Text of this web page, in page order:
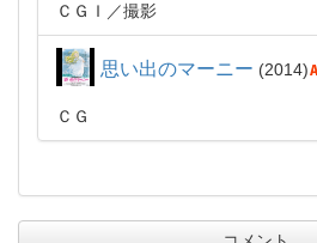
ＣＧＩ 撮影
思い出のマーニー 2014
ＣＧ